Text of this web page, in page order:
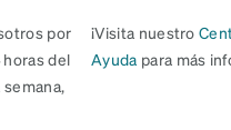
por
horas del
semana,
¡Visita nuestro
Ayuda para más